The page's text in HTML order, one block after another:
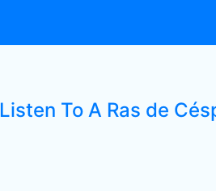
Listen To A Ras de